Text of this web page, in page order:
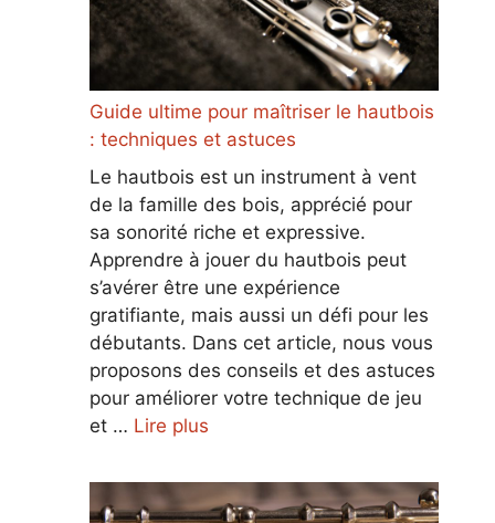
Guide ultime pour maîtriser le hautbois
: techniques et astuces
Le hautbois est un instrument à vent
de la famille des bois, apprécié pour
sa sonorité riche et expressive.
Apprendre à jouer du hautbois peut
s’avérer être une expérience
gratifiante, mais aussi un défi pour les
débutants. Dans cet article, nous vous
proposons des conseils et des astuces
pour améliorer votre technique de jeu
et … Lire plus